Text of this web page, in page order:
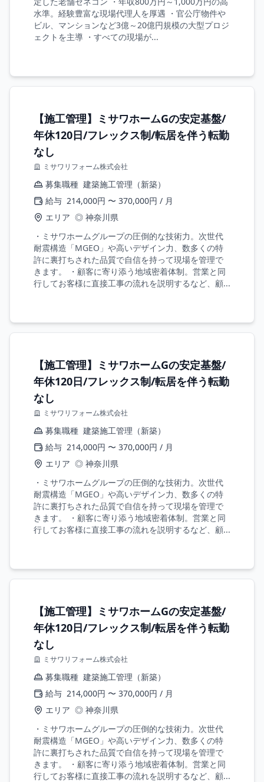
水準。経験豊富な現場代理人を厚遇 ・官公庁物件や
ビル、マンションなど3億～20億円規模の大型プロジ
ェクトを主導 ・すべての現場が...
【施工管理】ミサワホームGの安定基盤/
年休120日/フレックス制/転居を伴う転勤
なし
ミサワリフォーム株式会社
募集職種 建築施工管理（新築）
給与 214,000円 〜 370,000円 / 月
エリア ◎ 神奈川県
・ミサワホームグループの圧倒的な技術力。次世代
耐震構造「MGEO」や高いデザイン力、数多くの特
許に裏打ちされた品質で自信を持って現場を管理で
きます。 ・顧客に寄り添う地域密着体制。営業と同
行してお客様に直接工事の流れを説明するなど、顧...
【施工管理】ミサワホームGの安定基盤/
年休120日/フレックス制/転居を伴う転勤
なし
ミサワリフォーム株式会社
募集職種 建築施工管理（新築）
給与 214,000円 〜 370,000円 / 月
エリア ◎ 神奈川県
・ミサワホームグループの圧倒的な技術力。次世代
耐震構造「MGEO」や高いデザイン力、数多くの特
許に裏打ちされた品質で自信を持って現場を管理で
きます。 ・顧客に寄り添う地域密着体制。営業と同
行してお客様に直接工事の流れを説明するなど、顧...
【施工管理】ミサワホームGの安定基盤/
年休120日/フレックス制/転居を伴う転勤
なし
ミサワリフォーム株式会社
募集職種 建築施工管理（新築）
給与 214,000円 〜 370,000円 / 月
エリア ◎ 神奈川県
・ミサワホームグループの圧倒的な技術力。次世代
耐震構造「MGEO」や高いデザイン力、数多くの特
許に裏打ちされた品質で自信を持って現場を管理で
きます。 ・顧客に寄り添う地域密着体制。営業と同
行してお客様に直接工事の流れを説明するなど、顧...